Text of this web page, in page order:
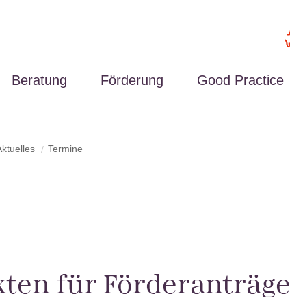
Beratung Förderung Good Practice
Termine
für Förderanträge